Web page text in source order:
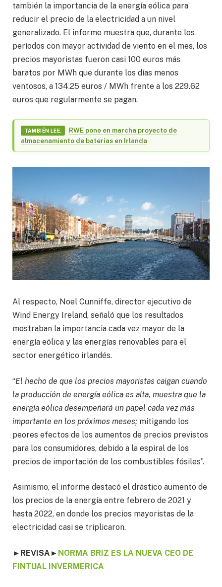
también la importancia de la energía eólica para
reducir el precio de la electricidad a un nivel
generalizado. El informe muestra que, durante los
períodos con mayor actividad de viento en el mes, los
precios mayoristas fueron casi 100 euros más
baratos por MWh que durante los días menos
ventosos, a 134.25 euros / MWh frente a los 229.62
euros que regularmente se pagan.
TAMBIÉN LEE.
RWE pone en marcha proyecto de
almacenamiento de baterías en Irlanda
Al respecto, Noel Cunniffe, director ejecutivo de
Wind Energy Ireland, señaló que los resultados
mostraban la importancia cada vez mayor de la
energía eólica y las energías renovables para el
sector energético irlandés.
“El hecho de que los precios mayoristas caigan cuando
la producción de energía eólica es alta, muestra que la
energía eólica desempeñará un papel cada vez más
importante en los próximos meses; mitigando los
peores efectos de los aumentos de precios previstos
para los consumidores, debido a la espiral de los
precios de importación de los combustibles fósiles”.
Asimismo, el informe destacó el drástico aumento de
los precios de la energía entre febrero de 2021 y
hasta 2022, en donde los precios mayoristas de la
electricidad casi se triplicaron.
► REVISA ► NORMA BRIZ ES LA NUEVA CEO DE
FINTUAL INVERMERICA